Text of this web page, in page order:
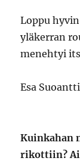
Loppu
yläkerran
menehtyi
Esa
Kuinkahan
rikottiin?